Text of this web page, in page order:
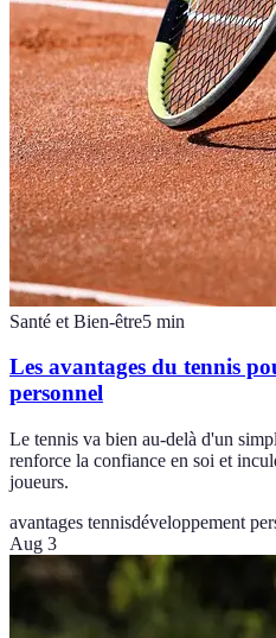
Santé et Bien-être5 min
Les avantages du tennis
personnel
Le tennis va bien au-delà d'un
renforce la confiance en soi et
joueurs.
avantages tennisdéveloppement
Aug 3